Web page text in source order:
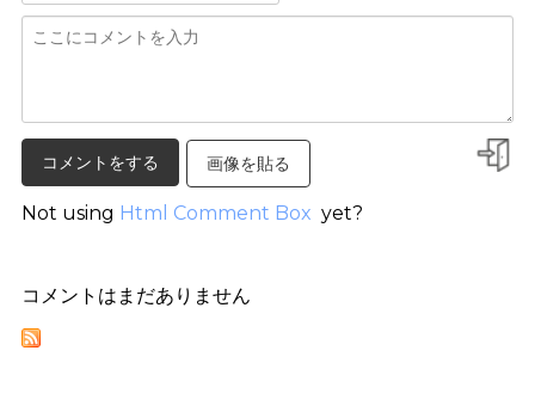
画像を貼る
Not using Html Comment Box yet?
コメントはまだありません